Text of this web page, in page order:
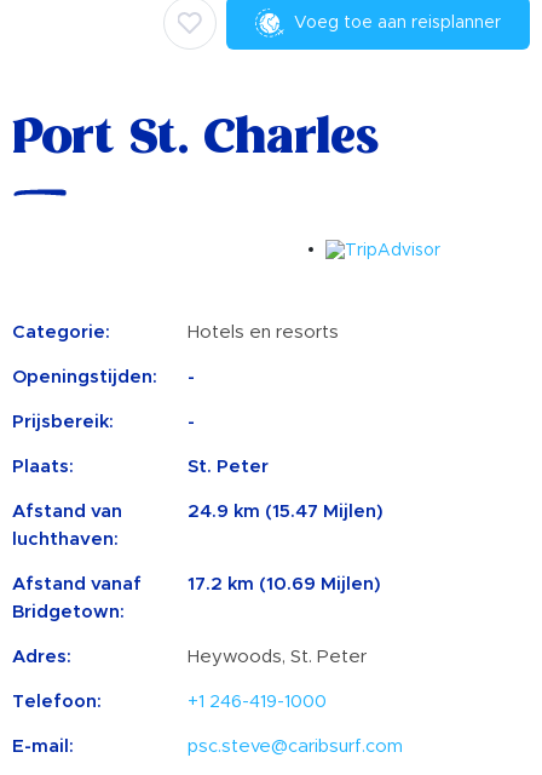
Voeg toe aan reisplanner
Port St. Charles
Categorie: Hotels en resorts
Openingstijden: -
Prijsbereik: -
Plaats: St. Peter
Afstand van
luchthaven:
24.9 km (15.47 Mijlen)
Afstand vanaf
Bridgetown:
17.2 km (10.69 Mijlen)
Adres: Heywoods, St. Peter
Telefoon: +1 246-419-1000
E-mail: psc.steve@caribsurf.com